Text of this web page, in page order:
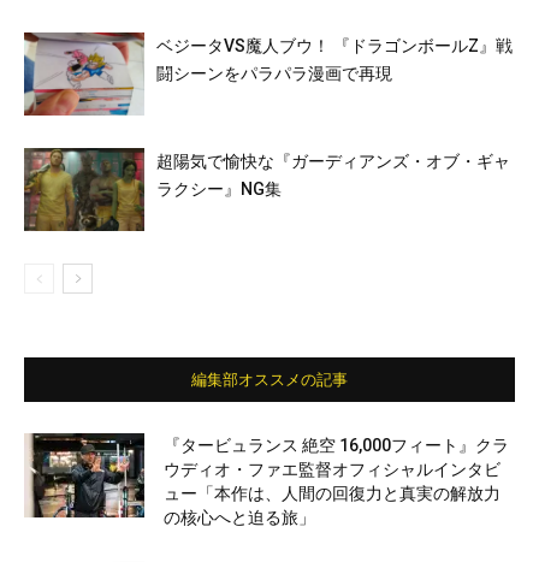
ベジータVS魔人ブウ！ 『ドラゴンボールZ』戦
闘シーンをパラパラ漫画で再現
超陽気で愉快な『ガーディアンズ・オブ・ギャ
ラクシー』NG集
編集部オススメの記事
『タービュランス 絶空 16,000フィート』クラ
ウディオ・ファエ監督オフィシャルインタビ
ュー「本作は、人間の回復力と真実の解放力
の核心へと迫る旅」